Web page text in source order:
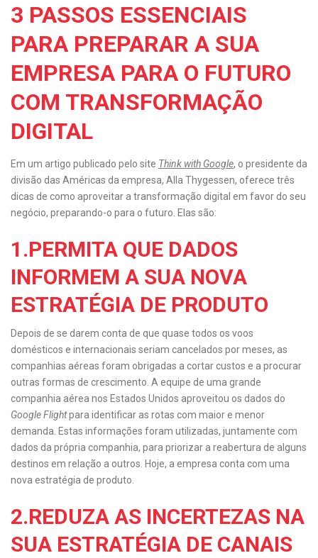
3 PASSOS ESSENCIAIS
PARA PREPARAR A SUA
EMPRESA PARA O FUTURO
COM TRANSFORMAÇÃO
DIGITAL
Em um artigo publicado pelo site Think with Google, o presidente da
divisão das Américas da empresa, Alla Thygessen, oferece três
dicas de como aproveitar a transformação digital em favor do seu
negócio, preparando-o para o futuro. Elas são:
1.PERMITA QUE DADOS
INFORMEM A SUA NOVA
ESTRATÉGIA DE PRODUTO
Depois de se darem conta de que quase todos os voos
domésticos e internacionais seriam cancelados por meses, as
companhias aéreas foram obrigadas a cortar custos e a procurar
outras formas de crescimento. A equipe de uma grande
companhia aérea nos Estados Unidos aproveitou os dados do
Google Flightpara identificar as rotas com maior e menor
demanda. Estas informações foram utilizadas, juntamente com
dados da própria companhia, para priorizar a reabertura de alguns
destinos em relação a outros. Hoje, a empresa conta com uma
nova estratégia de produto.
2.REDUZA AS INCERTEZAS NA
SUA ESTRATÉGIA DE CANAIS